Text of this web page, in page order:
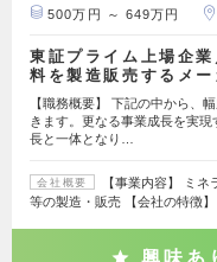
500万円 ～ 649万円
東証プライム上場企
料を製造販売するメ
【職務概要】 下記の中から、
きます。更なる事業成長を実
長と一体となり…
会社概要
【事業内容】 ミ
等の製造・販売 【会社の特徴